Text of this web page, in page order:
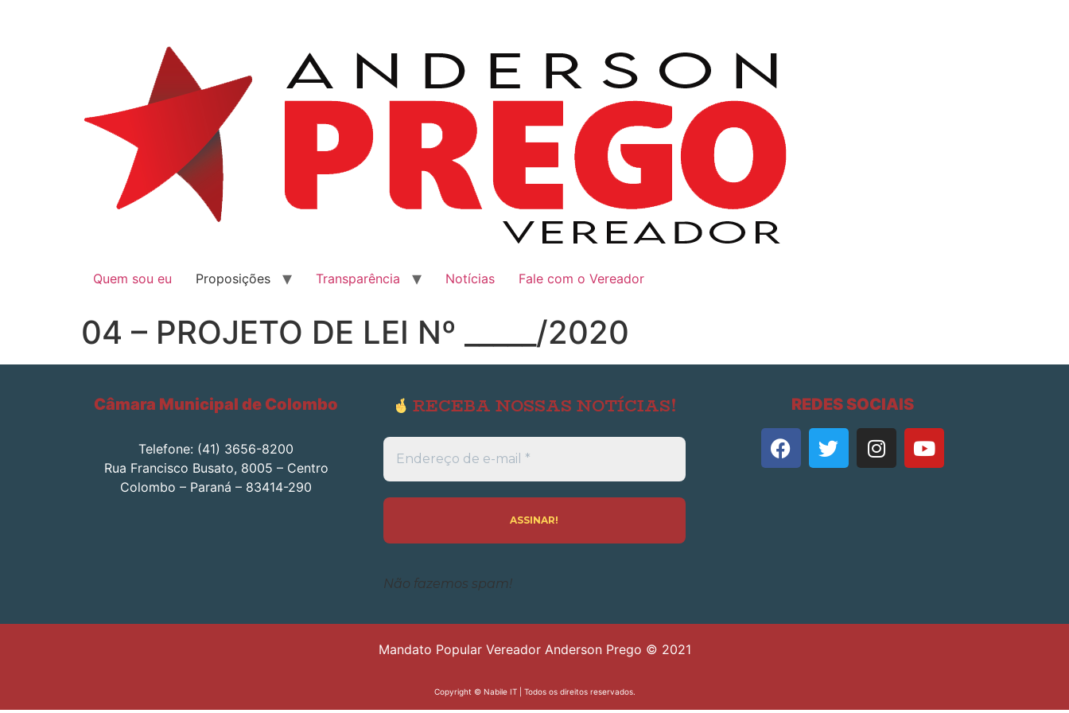
Quem sou eu Proposições Transparência Notícias Fale com o Vereador
04 – PROJETO DE LEI Nº _____/2020
Câmara Municipal de Colombo
Telefone: (41) 3656-8200
Rua Francisco Busato, 8005 – Centro
Colombo – Paraná – 83414-290
RECEBA NOSSAS NOTÍCIAS!
Endereço
de
e-
*
Não fazemos spam!
REDES SOCIAIS
Mandato Popular Vereador Anderson Prego © 2021
Copyright © Nabile IT| Todos os direitos reservados.